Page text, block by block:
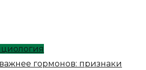
гормонов: признаки